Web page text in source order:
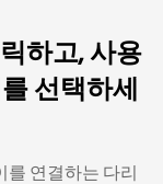
하고, 사용
선택하세
를 연결하는 다리